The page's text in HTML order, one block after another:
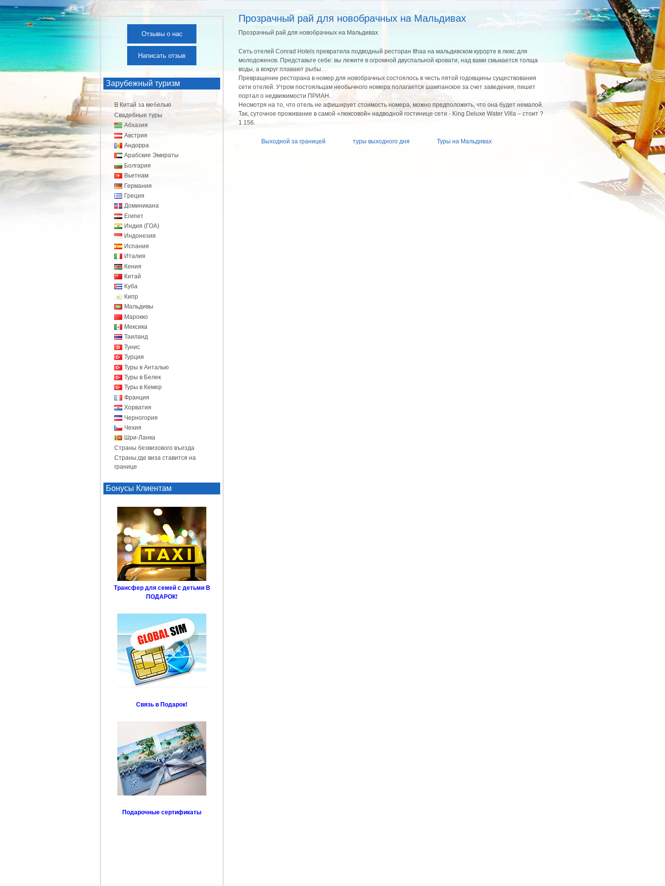
Прозрачный рай для новобрачных на Мальдивах
Прозрачный рай для новобрачных на Мальдивах
Сеть отелей Conrad Hotels превратила подводный ресторан Ithaa на мальдивском курорте в люкс для
молодоженов. Представьте себе: вы лежите в огромной двуспальной кровати, над вами смыкается толща
воды, а вокруг плавают рыбы…
Превращение ресторана в номер для новобрачных состоялось в честь пятой годовщины существования
сети отелей. Утром постояльцам необычного номера полагается шампанское за счет заведения, пишет
портал о недвижимости ПРИАН.
Несмотря на то, что отель не афиширует стоимость номера, можно предположить, что она будет немалой.
Так, суточное проживание в самой «люксовой» надводной гостинице сети - King Deluxe Water Villa – стоит ?
1 156.
Выходной за границей туры выходного дня Туры на Мальдивах
Отзывы о нас
Написать отзыв
Зарубежный туризм
В Китай за мебелью
Свадебные туры
Абхазия
Австрия
Андорра
Арабские Эмираты
Болгария
Вьетнам
Германия
Греция
Доминикана
Египет
Индия (ГОА)
Индонезия
Испания
Италия
Кения
Китай
Куба
Кипр
Мальдивы
Марокко
Мексика
Таиланд
Тунис
Турция
Туры в Анталью
Туры в Белек
Туры в Кемер
Франция
Хорватия
Черногория
Чехия
Шри-Ланка
Страны безвизового въезда
Страны,где виза ставится на
границе
Бонусы Клиентам
Трансфер для семей с детьми В
ПОДАРОК!
Связь в Подарок!
Подарочные сертификаты